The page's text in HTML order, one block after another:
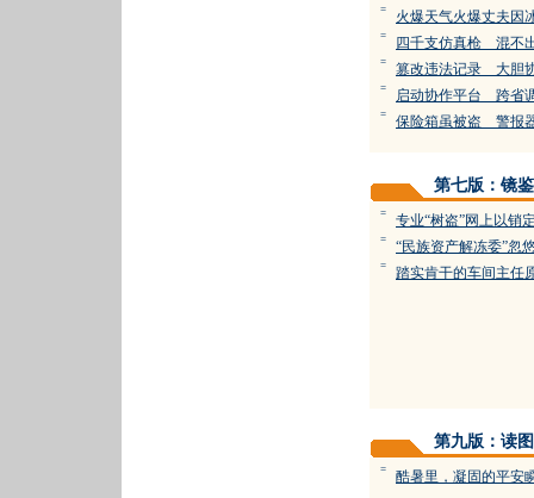
= 火爆天气火爆丈夫因
= 四千支仿真枪 混不
= 篡改违法记录 大胆
= 启动协作平台 跨省
= 保险箱虽被盗 警报
第七版：镜鉴
= 专业“树盗”网上以销
= “民族资产解冻委”忽
= 踏实肯干的车间主任
第九版：读图
= 酷暑里，凝固的平安